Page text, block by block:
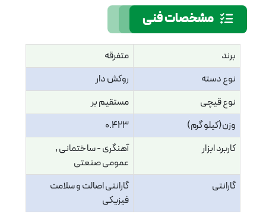
مشخصات فنی
برند
متفرقه
نوع دسته
روکش دار
نوع قیچی
مستقیم بر
وزن(کیلو گرم)
0.423
کاربرد ابزار
آهنگری - ساختمانی ,
عمومی صنعتی
گارانتی
گارانتی اصالت و سلامت
فیزیکی